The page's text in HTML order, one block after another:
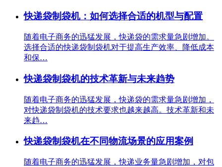
快递袋制袋机：如何选择合适的机型与配置
随着电子商务的迅猛发展，快递袋的需求量急剧增加。
选择合适的快递袋制袋机对于提高生产效率、降低成本
和保…
快递袋制袋机的技术革新与未来趋势
随着电子商务的迅猛发展，快递袋的需求量急剧增加，
对快递袋制袋机的技术要求也越来越高。技术革新和未
来趋…
快递袋制袋机在不同物流场景的应用案例
随着电子商务的迅猛发展，快递业务量急剧增加，对包